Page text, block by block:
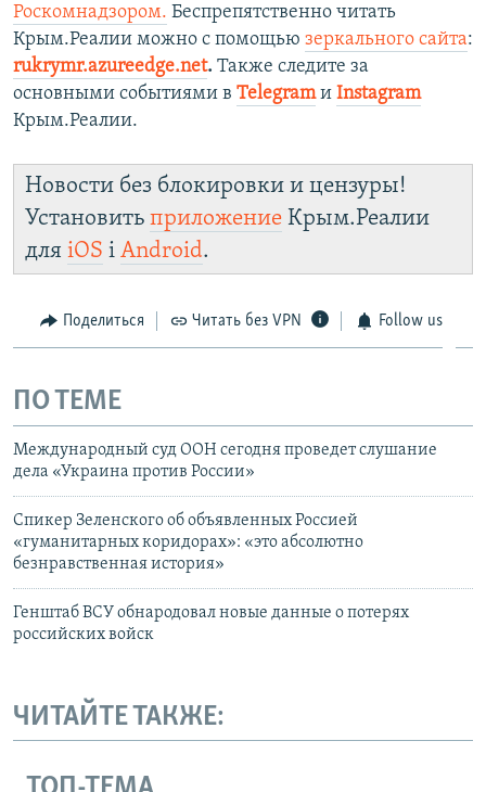
Роскомнадзором. Беспрепятственно читать
Крым.Реалии можно с помощью зеркального сайта:
rukrymr.azureedge.net. Также следите за
основными событиями в Telegramи Instagram
Крым.Реалии.
Новости без блокировки и цензуры!
Установить приложение Крым.Реалии
для iOS і Android.
Поделиться Читать без VPN Follow us
ПО ТЕМЕ
Международный суд ООН сегодня проведет слушание
дела «Украина против России»
Спикер Зеленского об объявленных Россией
«гуманитарных коридорах»: «это абсолютно
безнравственная история»
Генштаб ВСУ обнародовал новые данные о потерях
российских войск
ЧИТАЙТЕ ТАКЖЕ: